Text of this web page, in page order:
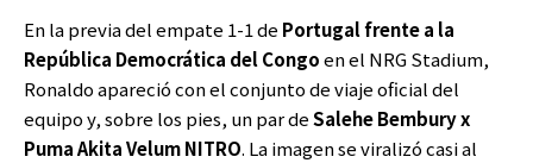
En la previa del empate 1-1 de Portugal frente a la
República Democrática del Congoen el NRG Stadium,
Ronaldo apareció con el conjunto de viaje oficial del
equipo y, sobre los pies, un par deSalehe Bembury x
Puma Akita Velum NITRO. La imagen se viralizó casi al